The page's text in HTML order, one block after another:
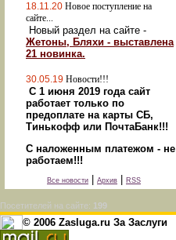
18.11.20 Новое поступление на
сайте...
Новый раздел на сайте -
Жетоны, Бляхи - выставлена
21 новинка.
30.05.19 Новости!!!
С 1 июня 2019 года сайт
работает только по
предоплате на карты СБ,
Тинькофф или ПочтаБанк!!!
С наложенным платежом - не
работаем!!!
Все новости Архив RSS
Посетителей на сайте: 199
© 2006 Zasluga.ru За Заслуги